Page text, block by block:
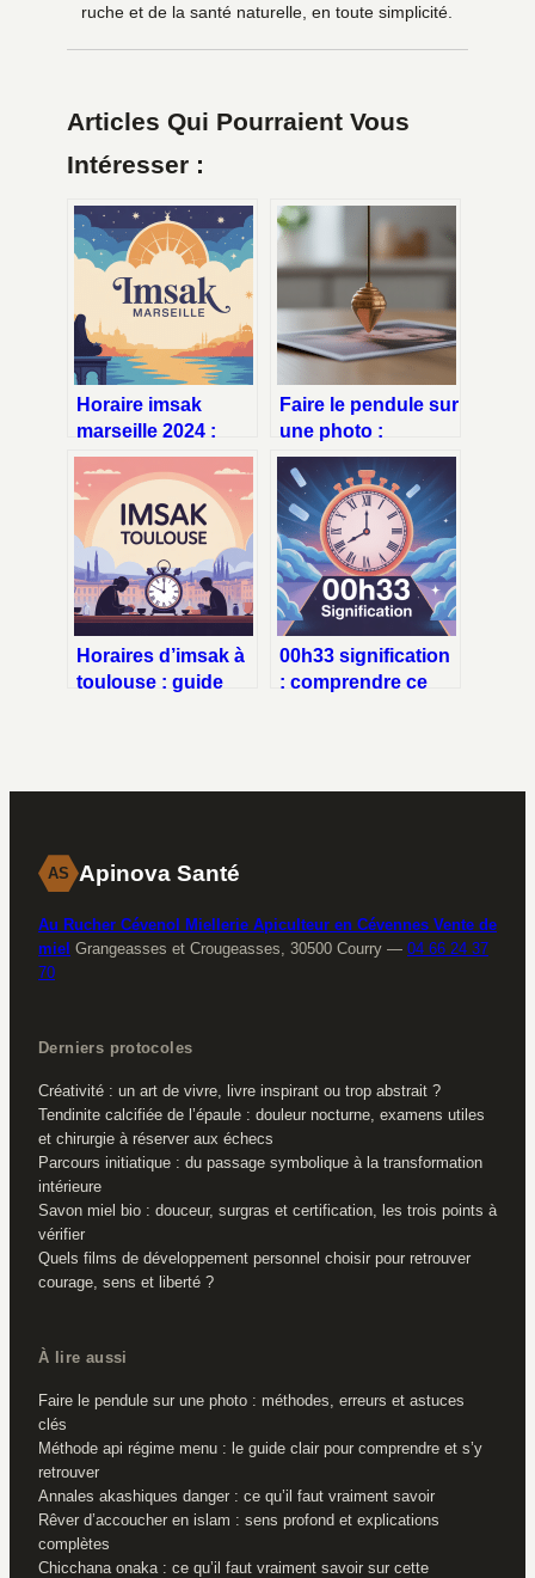
ruche et de la santé naturelle, en toute simplicité.
Articles Qui Pourraient Vous
Intéresser :
Horaire imsak
marseille 2024 :
guide clair pour
bien commencer le
jeûne
Faire le pendule sur
une photo :
méthodes, erreurs
et astuces clés
Horaires d’imsak à
toulouse : guide
00h33 signification
: comprendre ce
AS Apinova Santé
Au Rucher Cévenol Miellerie Apiculteur en Cévennes Vente de
miel Grangeasses et Crougeasses, 30500 Courry — 04 66 24 37
70
Derniers protocoles
Créativité : un art de vivre, livre inspirant ou trop abstrait ?
Tendinite calcifiée de l’épaule : douleur nocturne, examens utiles
et chirurgie à réserver aux échecs
Parcours initiatique : du passage symbolique à la transformation
intérieure
Savon miel bio : douceur, surgras et certification, les trois points à
vérifier
Quels films de développement personnel choisir pour retrouver
courage, sens et liberté ?
À lire aussi
Faire le pendule sur une photo : méthodes, erreurs et astuces
clés
Méthode api régime menu : le guide clair pour comprendre et s’y
retrouver
Annales akashiques danger : ce qu’il faut vraiment savoir
Rêver d’accoucher en islam : sens profond et explications
complètes
Chicchana onaka : ce qu’il faut vraiment savoir sur cette